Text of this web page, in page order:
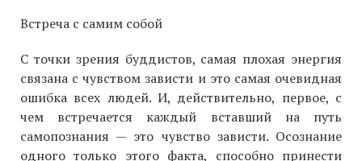
Встреча с самим собой
С точки зрения буддистов, самая плохая энергия
связана с чувством зависти и это самая очевидная
ошибка всех людей. И, действительно, первое, с
чем встречается каждый вставший на путь
самопознания — это чувство зависти. Осознание
одного только этого факта, способно принести